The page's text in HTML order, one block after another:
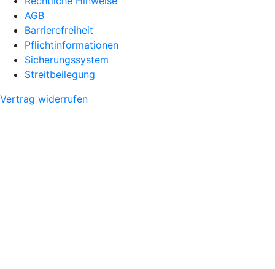
AGB
Barrierefreiheit
Pflichtinformationen
Sicherungssystem
Streitbeilegung
Vertrag widerrufen